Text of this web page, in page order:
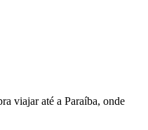
viajar até a Paraíba, onde